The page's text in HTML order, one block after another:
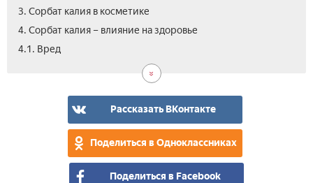
3. Сорбат калия в косметике
4. Сорбат калия – влияние на здоровье
4.1. Вред
Рассказать ВКонтакте
Поделиться в Одноклассниках
Поделиться в Facebook